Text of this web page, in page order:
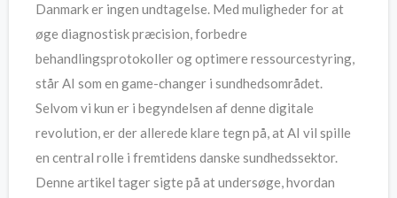
Danmark er ingen undtagelse. Med muligheder for at
øge diagnostisk præcision, forbedre
behandlingsprotokoller og optimere ressourcestyring,
står AI som en game-changer i sundhedsområdet.
Selvom vi kun er i begyndelsen af denne digitale
revolution, er der allerede klare tegn på, at AI vil spille
en central rolle i fremtidens danske sundhedssektor.
Denne artikel tager sigte på at undersøge, hvordan